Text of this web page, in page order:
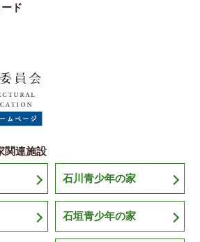
ド
関連施設
石川青少年の家
石垣青少年の家